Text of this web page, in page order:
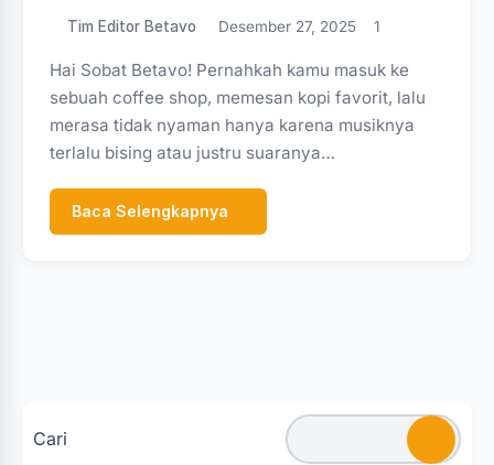
Tim Editor Betavo Desember 27, 2025 1
Hai Sobat Betavo! Pernahkah kamu masuk ke
sebuah coffee shop, memesan kopi favorit, lalu
merasa tidak nyaman hanya karena musiknya
terlalu bising atau justru suaranya…
Baca Selengkapnya
Cari